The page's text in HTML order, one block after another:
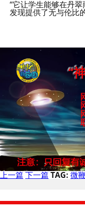
“它让学生能够在丹
发现提供了无与伦比
上一篇 下一篇 TAG: 微